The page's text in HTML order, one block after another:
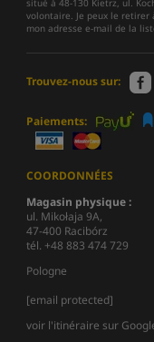
situé à 48-130 Kietrz, ul.
volontaire. Je peux le
mon adresse e-mail de la
Trouvez-nous sur:
Paiements:
COORDONNÉES
Magasin physique :
ul. Mikołaja 9A,
47-400 Racibórz
tél. +48 883 474 729
Pologne
[email protected]
voir l'itinéraire sur